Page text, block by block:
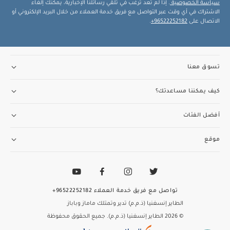
سياسة الخصوصية . إذا لم تعد ترغب في تلقي رسائلنا الإخبارية، يمكنك إلغاء
الاشتراك في أي وقت عبر التواصل مع فريق خدمة العملاء من خلال البريد الإلكتروني أو
الاتصال على 96522252182+
.
تسوق معنا
كيف يمكننا مساعدتك؟
أفضل الفئات
موقع
الطاير إنسغنيا (ذ.م.م) تدير وتمتلك ماماز وباباز
© 2026 الطاير إنسغنيا (ذ.م.م). جميع الحقوق محفوظة
تواصل مع فريق خدمة العملاء 96522252182+